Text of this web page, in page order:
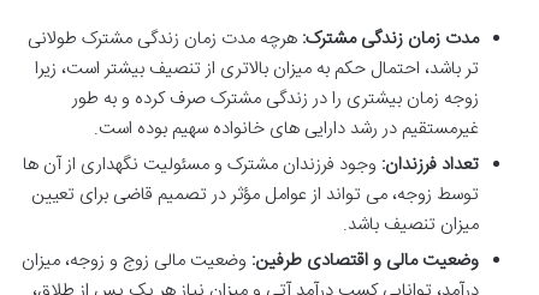
مدت زمان زندگی مشترک: هرچه مدت زمان زندگی مشترک طولانی
تر باشد، احتمال حکم به میزان بالاتری از تنصیف بیشتر است، زیرا
زوجه زمان بیشتری را در زندگی مشترک صرف کرده و به طور
غیرمستقیم در رشد دارایی های خانواده سهیم بوده است.
تعداد فرزندان: وجود فرزندان مشترک و مسئولیت نگهداری از آن ها
توسط زوجه، می تواند از عوامل مؤثر در تصمیم قاضی برای تعیین
میزان تنصیف باشد.
وضعیت مالی و اقتصادی طرفین: وضعیت مالی زوج و زوجه، میزان